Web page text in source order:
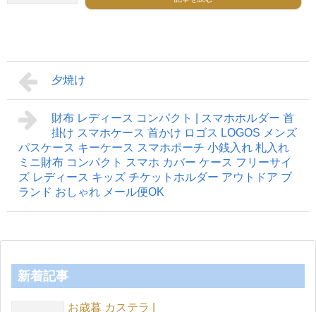
夕焼け
財布 レディース コンパクト | スマホホルダー 首
掛け スマホケース 首かけ ロゴス LOGOS メンズ
パスケース キーケース スマホポーチ 小銭入れ 札入れ
ミニ財布 コンパクト スマホ カバー ケース フリーサイ
ズ レディース キッズ チケットホルダー アウトドア ブ
ランド おしゃれ メール便OK
新着記事
お歳暮 カステラ |